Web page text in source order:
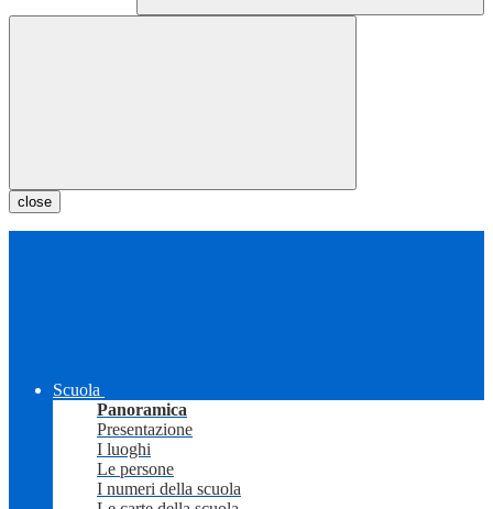
close
Scuola
Panoramica
Presentazione
I luoghi
Le persone
I numeri della scuola